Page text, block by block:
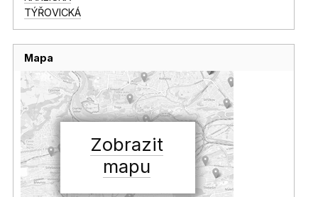
TÝŘOVICKÁ
Mapa
Zobrazit
mapu